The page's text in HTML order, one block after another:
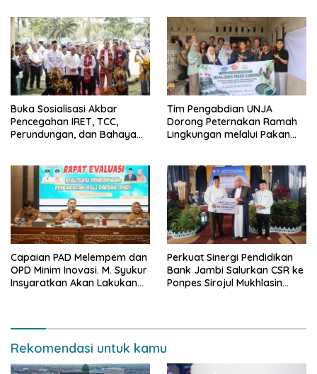
Buka Sosialisasi Akbar
Pencegahan IRET, TCC,
Perundungan, dan Bahaya
bisa jaga diri, 60% masa
depan sudah ada di tangan”
Tim Pengabdian UNJA
Dorong Peternakan Ramah
Lingkungan melalui Pakan
Capaian PAD Melempem dan
OPD Minim Inovasi. M. Syukur
Insyaratkan Akan Lakukan
Perkuat Sinergi Pendidikan
Bank Jambi Salurkan CSR ke
Ponpes Sirojul Mukhlasin
Rekomendasi untuk kamu